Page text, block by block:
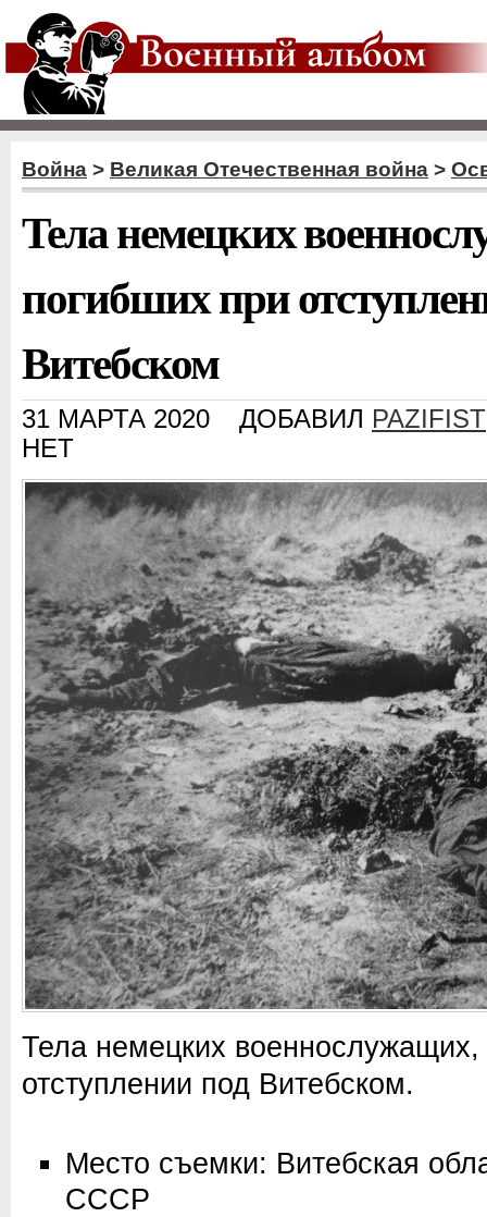
Война > Великая Отечественная война >
Тела немецких
погибших при
Витебском
31 МАРТА 2020 ДОБАВИЛ PAZIFIST
НЕТ
Тела немецких
отступлении под Витебском.
Место съемки: Витебская
СССР